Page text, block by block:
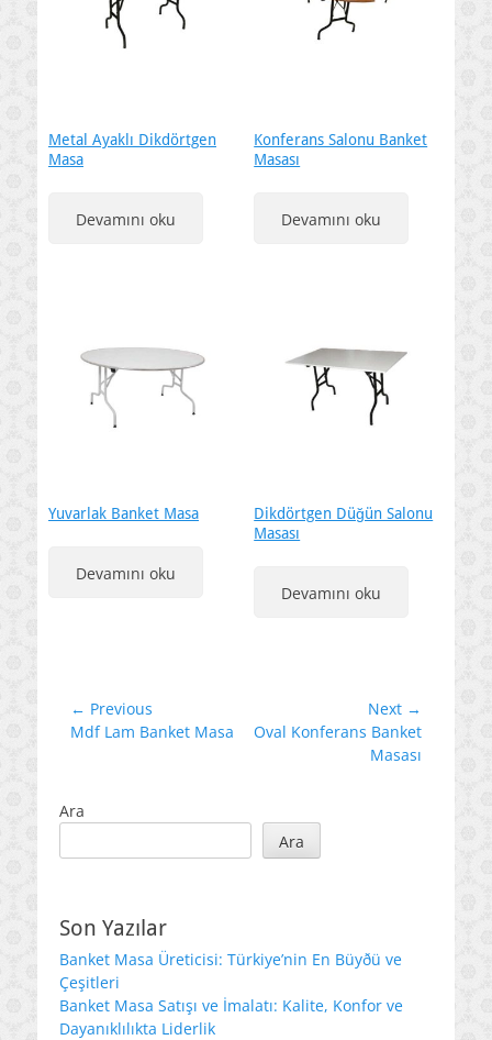
Metal Ayaklı Dikdörtgen
Masa
Devamını oku
Konferans Salonu Banket
Masası
Devamını oku
Yuvarlak Banket Masa
Devamını oku
Dikdörtgen Düğün Salonu
Masası
Devamını oku
Yazı
gezinmesi
← Previous
Previous
Mdf Lam Banket Masa
Next →
Next
Oval Konferans Banket
Masası
Ara
Ara
Son Yazılar
Banket Masa Üreticisi: Türkiye’nin En Büyðü ve
Çeşitleri
Banket Masa Satışı ve İmalatı: Kalite, Konfor ve
Dayanıklılıkta Liderlik